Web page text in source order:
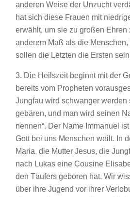
anderen Weise der Unzucht
hat sich diese Frauen mit
erwählt, um sie zu großen Ehren
anderem Maß als die
sollen die Letzten die Ersten
3. Die Heilszeit beginnt mit der
bereits vom Propheten
Jungfau wird schwanger werden
gebären, und man wird seinen
nennen“. Der Name Immanuel
Gott bei uns Menschen weilt. In
Maria, die Mutter Jesus, die
nach Lukas eine Cousine
den Täufers geboren hat. Wir
über ihre Jugend vor ihrer